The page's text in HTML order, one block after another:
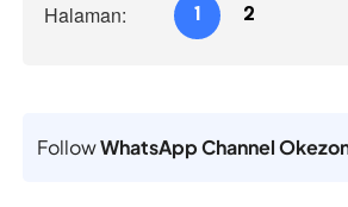
Halaman: 1 2
FollowWhatsApp Channel